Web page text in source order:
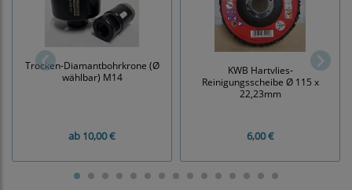
Trocken-Diamantbohrkrone (Ø
wählbar) M14
ab 10,00 €
KWB Hartvlies-
Reinigungsscheibe Ø 115 x
22,23mm
6,00 €